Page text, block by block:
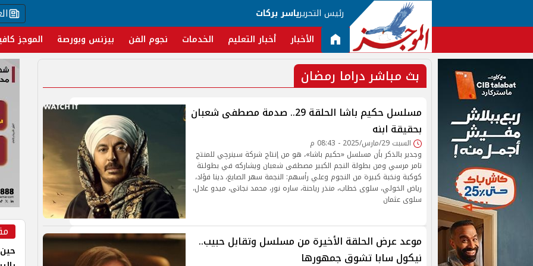
رئيس التحريرياسر بركات
الأخبار أخبار التعليم الخدمات نجوم الفن بيزنس وبورصة الموجز
بث مباشر دراما رمضان
مسلسل حكيم باشا الحلقة 29.. صدمة مصطفى شعبان
بحقيقة ابنه
السبت 29/مارس/2025 - 08:43 م
وجدير بالذكر بأن مسلسل «حكيم باشا»، هو من إنتاج شركة سينرچي للمنتج
تامر مرسي ومن بطولة النجم الكبير مصطفى شعبان ويشاركه في بطولتة
كوكبة ونخبة كبيرة من النجوم وعلي رأسهم: النجمة سهر الصايغ، دينا فؤاد،
رياض الخولي، سلوى خطاب، منذر رياحنة، ساره نور، محمد نجاتى، ميدو عادل،
سلوى عثمان
موعد عرض الحلقة الأخيرة من مسلسل وتقابل حبيب..
نيكول سابا تشوق جمهورها